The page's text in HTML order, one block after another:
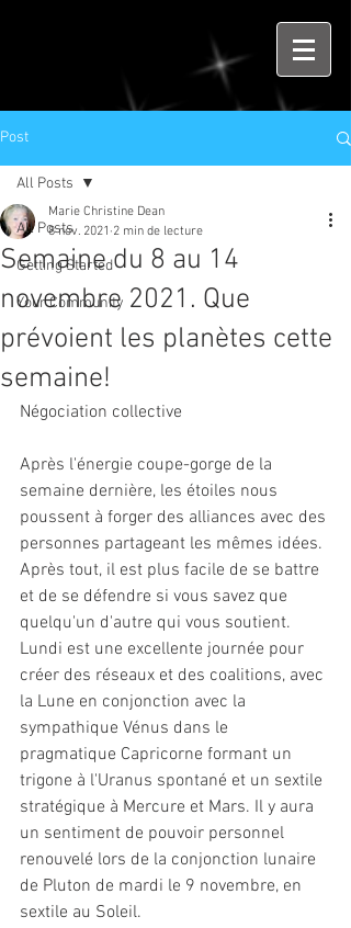
Post
All Posts
Getting Started
Your Community
All Posts
Semaine du 8 au 14
novembre 2021. Que
prévoient les planètes cette
semaine!
Marie Christine Dean
8 nov. 2021 2 min de lecture
Négociation collective
Après l'énergie coupe-gorge de la
semaine dernière, les étoiles nous
poussent à forger des alliances avec des
personnes partageant les mêmes idées.
Après tout, il est plus facile de se battre
et de se défendre si vous savez que
quelqu'un d'autre qui vous soutient.
Lundi est une excellente journée pour
créer des réseaux et des coalitions, avec
la Lune en conjonction avec la
sympathique Vénus dans le
pragmatique Capricorne formant un
trigone à l'Uranus spontané et un sextile
stratégique à Mercure et Mars. Il y aura
un sentiment de pouvoir personnel
renouvelé lors de la conjonction lunaire
de Pluton de mardi le 9 novembre, en
sextile au Soleil.